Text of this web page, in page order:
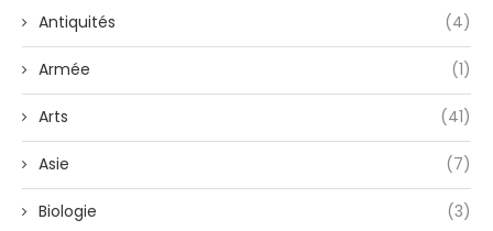
Antiquités (4)
Armée (1)
Arts (41)
Asie (7)
Biologie (3)